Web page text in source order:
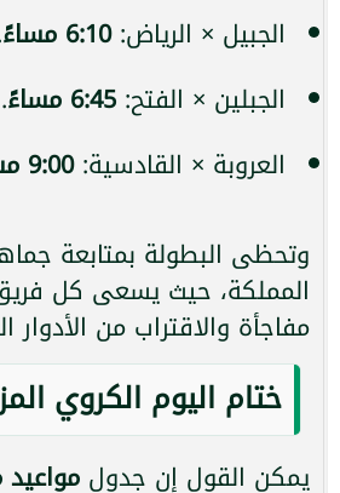
الجبيل × الرياض:6:10 مساءً
الجبلين × الفتح: 6:45 مساءً
.
العروبة × القادسية:9:00 مساءً
وتحظى البطولة بمتابعة
المملكة، حيث يسعى كل
مفاجأة والاقتراب من الأدوار
ختام اليوم الكروي
يمكن القول إن جدول مواعيد